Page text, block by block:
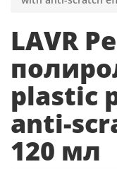
LAVR
plastic
anti-
120 мл